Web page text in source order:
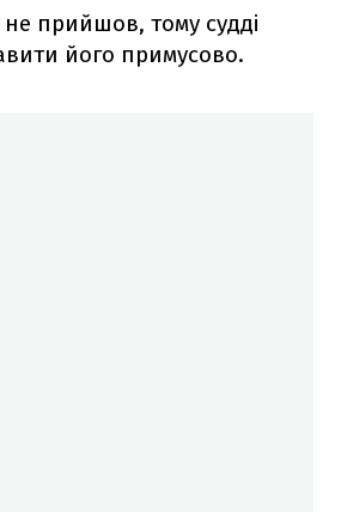
не прийшов, тому судді
його примусово.